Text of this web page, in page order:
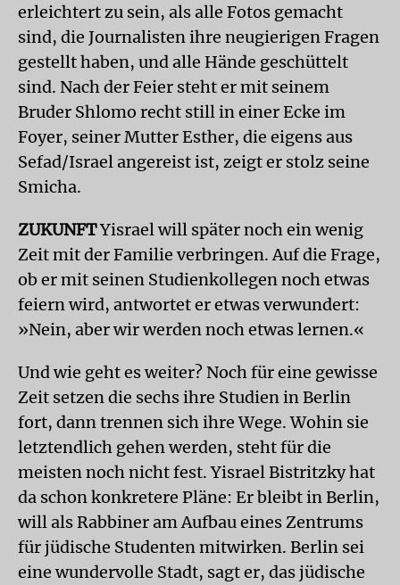
erleichtert zu sein, als alle Fotos gemacht
sind, die Journalisten ihre neugierigen Fragen
gestellt haben, und alle Hände geschüttelt
sind. Nach der Feier steht er mit seinem
Bruder Shlomo recht still in einer Ecke im
Foyer, seiner Mutter Esther, die eigens aus
Sefad/Israel angereist ist, zeigt er stolz seine
Smicha.
ZUKUNFTYisrael will später noch ein wenig
Zeit mit der Familie verbringen. Auf die Frage,
ob er mit seinen Studienkollegen noch etwas
feiern wird, antwortet er etwas verwundert:
»Nein, aber wir werden noch etwas lernen.«
Und wie geht es weiter? Noch für eine gewisse
Zeit setzen die sechs ihre Studien in Berlin
fort, dann trennen sich ihre Wege. Wohin sie
letztendlich gehen werden, steht für die
meisten noch nicht fest. Yisrael Bistritzky hat
da schon konkretere Pläne: Er bleibt in Berlin,
will als Rabbiner am Aufbau eines Zentrums
für jüdische Studenten mitwirken. Berlin sei
eine wundervolle Stadt, sagt er, das jüdische